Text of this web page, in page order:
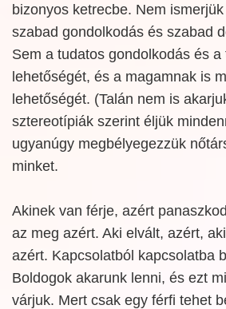
bizonyos ketrecbe. Nem
szabad gondolkodás és szabad
Sem a tudatos gondolkodás és
lehetőségét, és a magamnak is
lehetőségét. (Talán nem is
sztereotípiák szerint éljük
ugyanúgy megbélyegezzük
minket.
Akinek van férje, azért
az meg azért. Aki elvált, azért,
azért. Kapcsolatból kapcsolatba
Boldogok akarunk lenni, és ezt
várjuk. Mert csak egy férfi tehet